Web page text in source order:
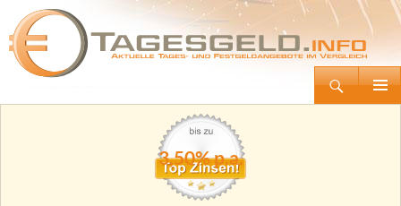
Tagesgeld.info – Tagesgeldkonten vergleichen und Tagesgeld-Zinsen berechnen
Zum
3,50% p.a.